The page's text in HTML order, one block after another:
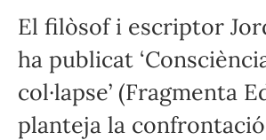
El filòsof i escriptor
ha publicat
col·lapse’ (Fragmenta
planteja la